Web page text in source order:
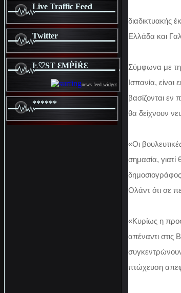
Live Traffic Feed
Twitter
Ŀ♡SƬ ƐMṖĪŔƐ
news feed widget
******
διαδικτυακής
Ελλάδα και
Σύμφωνα με
Ισπανία,
βασίζονται εν
θα δείχνουν
«Οι
σημασία,
Ολάντ ότι σε
«Κυρίως η
απέναντι στις
πτώχευση